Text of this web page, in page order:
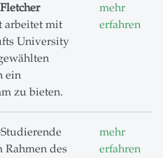
arbeitet mit
University
ein
zu bieten.
mehr
erfahren
des
mehr
erfahren